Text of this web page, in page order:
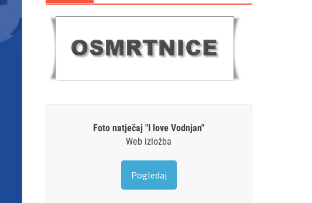
Foto natječaj "I love Vodnjan"
Web izložba
Pogledaj